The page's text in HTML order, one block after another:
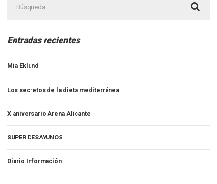
Entradas recientes
Mia Eklund
Los secretos de la dieta mediterránea
X aniversario Arena Alicante
SUPER DESAYUNOS
Diario Información